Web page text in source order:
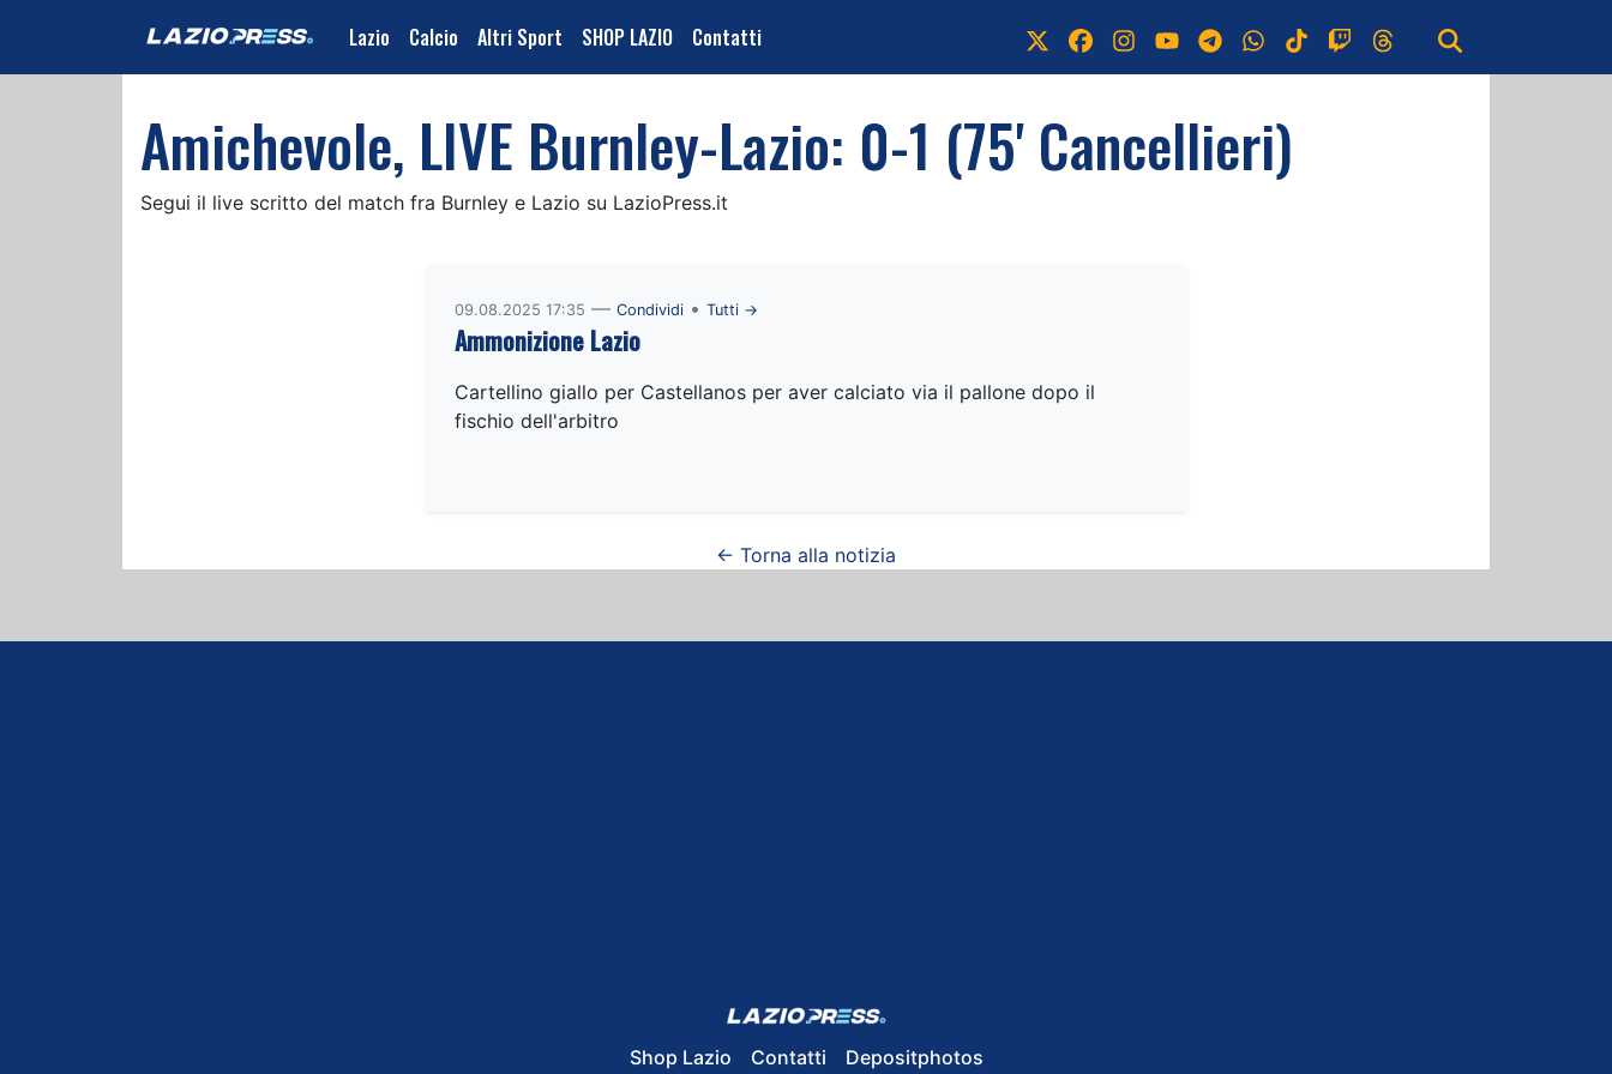
Lazio Calcio Altri Sport SHOP LAZIO Contatti
Amichevole, LIVE Burnley-Lazio: 0-1 (75' Cancellieri)
Segui il live scritto del match fra Burnley e Lazio su LazioPress.it
09.08.2025 17:35 — Condividi• Tutti →
Ammonizione Lazio
Cartellino giallo per Castellanos per aver calciato via il pallone dopo il
fischio dell'arbitro
← Torna alla notizia
Shop Lazio Contatti Depositphotos